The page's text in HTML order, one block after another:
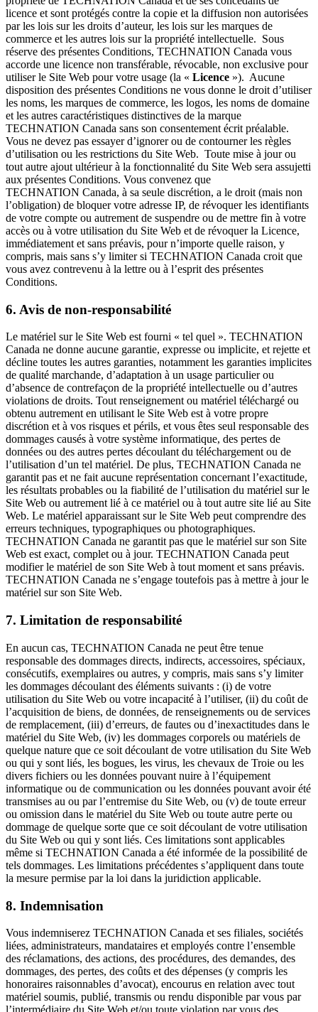
licence et sont protégés contre la copie et la diffusion non autorisées
par les lois sur les droits d’auteur, les lois sur les marques de
commerce et les autres lois sur la propriété intellectuelle. Sous
réserve des présentes Conditions, TECHNATION Canada vous
accorde une licence non transférable, révocable, non exclusive pour
utiliser le Site Web pour votre usage (la « Licence »). Aucune
disposition des présentes Conditions ne vous donne le droit d’utiliser
les noms, les marques de commerce, les logos, les noms de domaine
et les autres caractéristiques distinctives de la marque
TECHNATION Canada sans son consentement écrit préalable.
Vous ne devez pas essayer d’ignorer ou de contourner les règles
d’utilisation ou les restrictions du Site Web. Toute mise à jour ou
tout autre ajout ultérieur à la fonctionnalité du Site Web sera assujetti
aux présentes Conditions. Vous convenez que
TECHNATION Canada, à sa seule discrétion, a le droit (mais non
l’obligation) de bloquer votre adresse IP, de révoquer les identifiants
de votre compte ou autrement de suspendre ou de mettre fin à votre
accès ou à votre utilisation du Site Web et de révoquer la Licence,
immédiatement et sans préavis, pour n’importe quelle raison, y
compris, mais sans s’y limiter si TECHNATION Canada croit que
vous avez contrevenu à la lettre ou à l’esprit des présentes
Conditions.
6. Avis de non-responsabilité
Le matériel sur le Site Web est fourni « tel quel ». TECHNATION
Canada ne donne aucune garantie, expresse ou implicite, et rejette et
décline toutes les autres garanties, notamment les garanties implicites
de qualité marchande, d’adaptation à un usage particulier ou
d’absence de contrefaçon de la propriété intellectuelle ou d’autres
violations de droits. Tout renseignement ou matériel téléchargé ou
obtenu autrement en utilisant le Site Web est à votre propre
discrétion et à vos risques et périls, et vous êtes seul responsable des
dommages causés à votre système informatique, des pertes de
données ou des autres pertes découlant du téléchargement ou de
l’utilisation d’un tel matériel. De plus, TECHNATION Canada ne
garantit pas et ne fait aucune représentation concernant l’exactitude,
les résultats probables ou la fiabilité de l’utilisation du matériel sur le
Site Web ou autrement lié à ce matériel ou à tout autre site lié au Site
Web. Le matériel apparaissant sur le Site Web peut comprendre des
erreurs techniques, typographiques ou photographiques.
TECHNATION Canada ne garantit pas que le matériel sur son Site
Web est exact, complet ou à jour. TECHNATION Canada peut
modifier le matériel de son Site Web à tout moment et sans préavis.
TECHNATION Canada ne s’engage toutefois pas à mettre à jour le
matériel sur son Site Web.
7. Limitation de responsabilité
En aucun cas, TECHNATION Canada ne peut être tenue
responsable des dommages directs, indirects, accessoires, spéciaux,
consécutifs, exemplaires ou autres, y compris, mais sans s’y limiter
les dommages découlant des éléments suivants : (i) de votre
utilisation du Site Web ou votre incapacité à l’utiliser, (ii) du coût de
l’acquisition de biens, de données, de renseignements ou de services
de remplacement, (iii) d’erreurs, de fautes ou d’inexactitudes dans le
matériel du Site Web, (iv) les dommages corporels ou matériels de
quelque nature que ce soit découlant de votre utilisation du Site Web
ou qui y sont liés, les bogues, les virus, les chevaux de Troie ou les
divers fichiers ou les données pouvant nuire à l’équipement
informatique ou de communication ou les données pouvant avoir été
transmises au ou par l’entremise du Site Web, ou (v) de toute erreur
ou omission dans le matériel du Site Web ou toute autre perte ou
dommage de quelque sorte que ce soit découlant de votre utilisation
du Site Web ou qui y sont liés. Ces limitations sont applicables
même si TECHNATION Canada a été informée de la possibilité de
tels dommages. Les limitations précédentes s’appliquent dans toute
la mesure permise par la loi dans la juridiction applicable.
8. Indemnisation
Vous indemniserez TECHNATION Canada et ses filiales, sociétés
liées, administrateurs, mandataires et employés contre l’ensemble
des réclamations, des actions, des procédures, des demandes, des
dommages, des pertes, des coûts et des dépenses (y compris les
honoraires raisonnables d’avocat), encourus en relation avec tout
matériel soumis, publié, transmis ou rendu disponible par vous par